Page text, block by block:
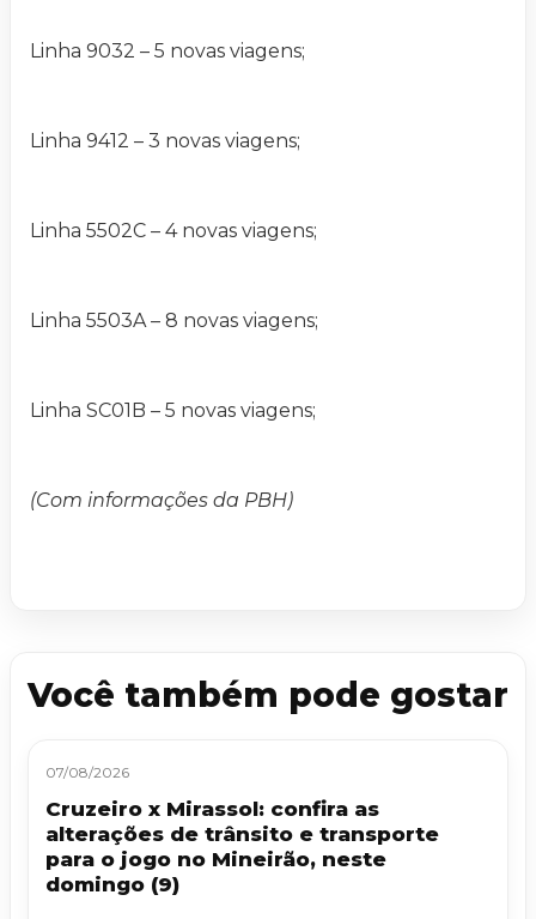
Linha 9032 – 5 novas viagens;
Linha 9412 – 3 novas viagens;
Linha 5502C – 4 novas viagens;
Linha 5503A – 8 novas viagens;
Linha SC01B – 5 novas viagens;
(Com informações da PBH)
Você também pode gostar
07/08/2026
Cruzeiro x Mirassol: confira as
alterações de trânsito e transporte
para o jogo no Mineirão, neste
domingo (9)